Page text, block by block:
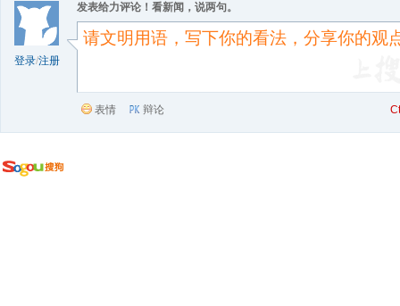
登录/注册
发表给力评论！看新闻，说两句。
表情 辩论